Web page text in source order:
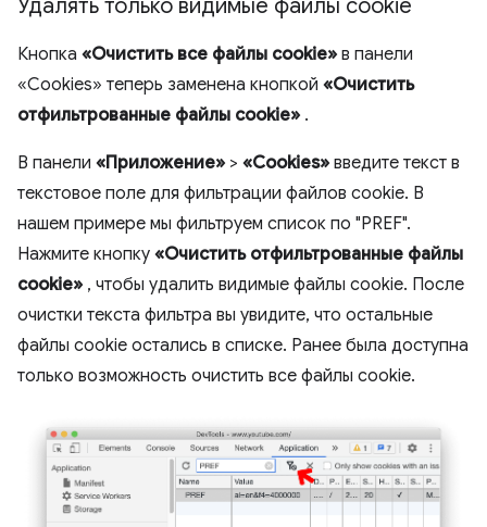
Удалять только видимые файлы cookie
Кнопка «Очистить все файлы cookie» в панели
«Cookies» теперь заменена кнопкой «Очистить
отфильтрованные файлы cookie» .
В панели «Приложение» > «Cookies» введите текст в
текстовое поле для фильтрации файлов cookie. В
нашем примере мы фильтруем список по "PREF".
Нажмите кнопку «Очистить отфильтрованные файлы
cookie» , чтобы удалить видимые файлы cookie. После
очистки текста фильтра вы увидите, что остальные
файлы cookie остались в списке. Ранее была доступна
только возможность очистить все файлы cookie.